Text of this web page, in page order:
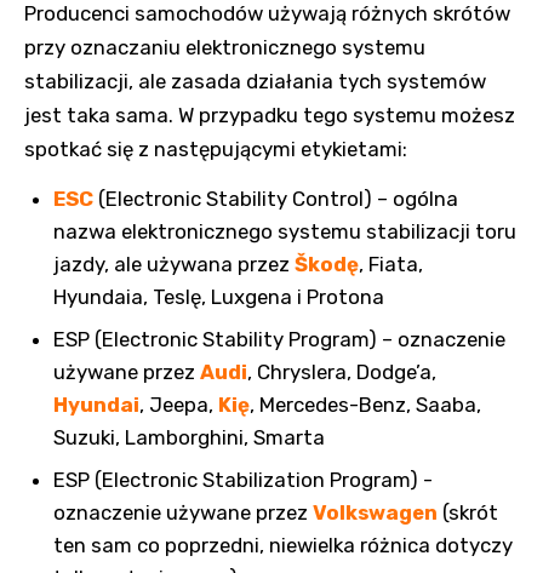
Producenci samochodów używają różnych skrótów
przy oznaczaniu elektronicznego systemu
stabilizacji, ale zasada działania tych systemów
jest taka sama. W przypadku tego systemu możesz
spotkać się z następującymi etykietami:
ESC (Electronic Stability Control) – ogólna
nazwa elektronicznego systemu stabilizacji toru
jazdy, ale używana przez Škodę, Fiata,
Hyundaia, Teslę, Luxgena i Protona
ESP (Electronic Stability Program) – oznaczenie
używane przez Audi, Chryslera, Dodge’a,
Hyundai, Jeepa, Kię, Mercedes-Benz, Saaba,
Suzuki, Lamborghini, Smarta
ESP (Electronic Stabilization Program) -
oznaczenie używane przez Volkswagen (skrót
ten sam co poprzedni, niewielka różnica dotyczy